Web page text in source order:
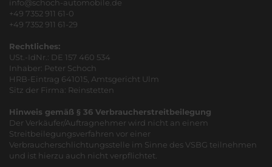
info@schoch-automobile.de
+49 7352 911 61-0
+49 7352 911 61-29
Rechtliches:
USt.-IdNr.: DE 157 460 534
Inhaber: Peter Schoch
HRB-Eintrag 641015, Amtsgericht Ulm
Sitz der Firma: Reinstetten
Hinweis gemäß § 36 Verbraucherstreitbeilegung
Der Verkäufer/Auftragnehmer wird nicht an einem
Streitbeilegungsverfahren vor einer
Verbraucherschlichtungsstelle im Sinne des VSBG teilnehmen
und ist hierzu auch nicht verpflichtet.